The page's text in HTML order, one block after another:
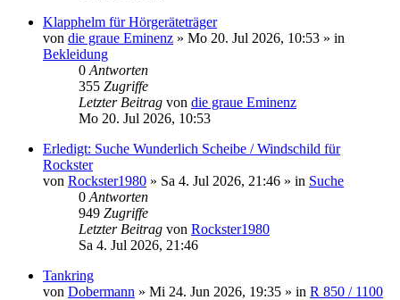
Klapphelm für Hörgeräteträger
von die graue Eminenz » Mo 20. Jul 2026, 10:53 » in
Bekleidung
0 Antworten
355 Zugriffe
Letzter Beitrag von die graue Eminenz
Mo 20. Jul 2026, 10:53
Erledigt: Suche Wunderlich Scheibe / Windschild für
Rockster
von Rockster1980 » Sa 4. Jul 2026, 21:46 » in Suche
0 Antworten
949 Zugriffe
Letzter Beitrag von Rockster1980
Sa 4. Jul 2026, 21:46
Tankring
von Dobermann » Mi 24. Jun 2026, 19:35 » in R 850 / 1100